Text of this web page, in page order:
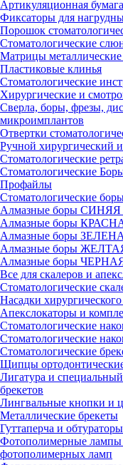
Артикуляционная бумага
Фиксаторы для
Порошок
Стоматологические
Матрицы
Пластиковые клинья
Стоматологические
Хирургические и
Сверла, боры, фрезы,
микроимплантов
Отвертки
Ручной хирургический
Стоматологические
Стоматологические
Профайлы
Стоматологические
Алмазные боры СИНЯЯ
Алмазные боры
Алмазные боры
Алмазные боры
Алмазные боры
Все для скалеров и
Стоматологические
Насадки
Апекслокаторы и
Стоматологические
Стоматологические
Стоматологические
Щипцы
Лигатура и
брекетов
Лингвальные кнопки и
Металлические брекеты
Гуттаперча и
Фотополимерные лампы
фотополимерных ламп